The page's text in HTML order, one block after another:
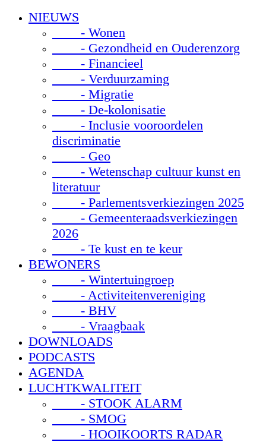
NIEUWS
- Wonen
- Gezondheid en Ouderenzorg
- Financieel
- Verduurzaming
- Migratie
- De-kolonisatie
- Inclusie vooroordelen
discriminatie
- Geo
- Wetenschap cultuur kunst en
literatuur
- Parlementsverkiezingen 2025
- Gemeenteraadsverkiezingen
2026
- Te kust en te keur
BEWONERS
- Wintertuingroep
- Activiteitenvereniging
- BHV
- Vraagbaak
DOWNLOADS
PODCASTS
AGENDA
LUCHTKWALITEIT
- STOOK ALARM
- SMOG
- HOOIKOORTS RADAR